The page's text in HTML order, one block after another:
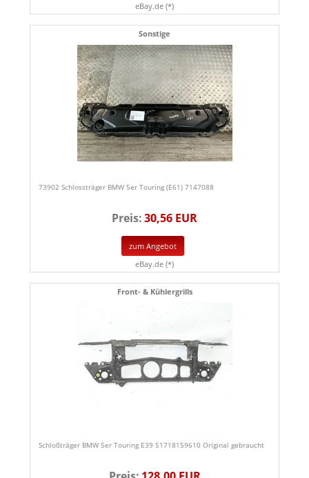
eBay.de (*)
Sonstige
73902 Schlossträger BMW 5er Touring (E61) 7147088
Preis:30,56 EUR
zum Angebot
eBay.de (*)
Front- & Kühlergrills
Schloßträger BMW 5er Touring E39 51718159610 Original gebraucht